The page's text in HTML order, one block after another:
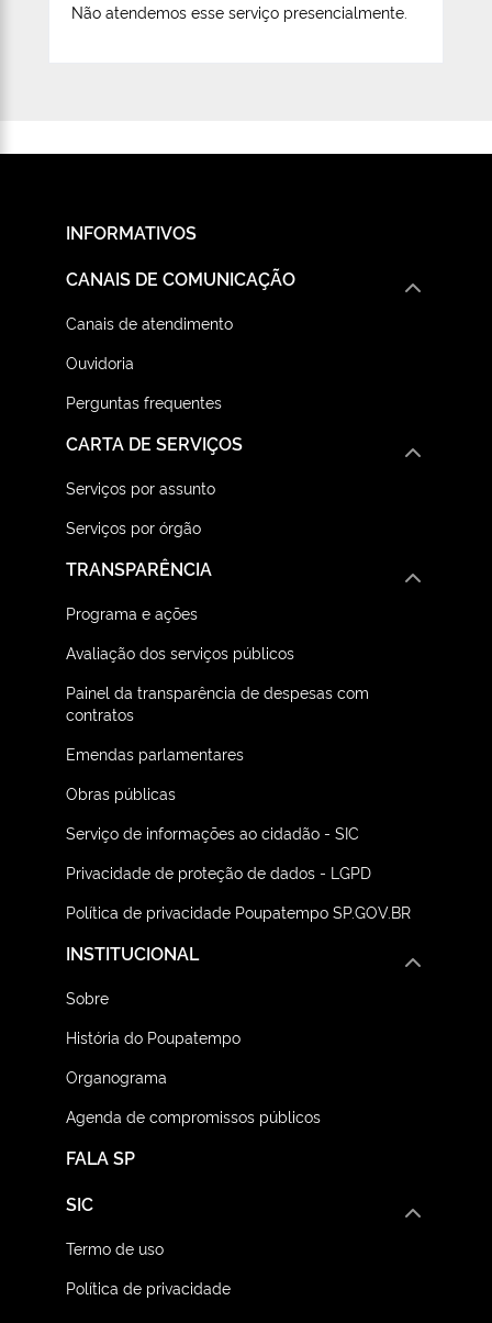
Não atendemos esse serviço presencialmente.
INFORMATIVOS
CANAIS DE COMUNICAÇÃO
Canais de atendimento
Ouvidoria
Perguntas frequentes
CARTA DE SERVIÇOS
Serviços por assunto
Serviços por órgão
TRANSPARÊNCIA
Programa e ações
Avaliação dos serviços públicos
Painel da transparência de despesas com
contratos
Emendas parlamentares
Obras públicas
Serviço de informações ao cidadão - SIC
Privacidade de proteção de dados - LGPD
Política de privacidade Poupatempo SP.GOV.BR
FALA SP
INSTITUCIONAL
Sobre
História do Poupatempo
Organograma
Agenda de compromissos públicos
SIC
Termo de uso
Política de privacidade